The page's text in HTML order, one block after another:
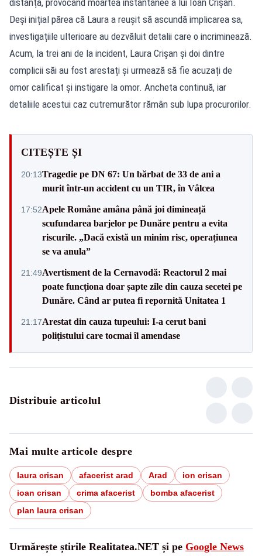
Deși inițial părea că Laura a reușit să ascundă implicarea sa,
investigațiile ulterioare au dezvăluit detalii care o incriminează.
Acum, la trei ani de la incident, Laura Crișan și doi dintre
complicii săi au fost arestați și urmează să fie acuzați de
omor calificat și instigare la omor. Ancheta continuă, iar
detaliile acestui caz cutremurător rămân sub lupa procurorilor.
CITEȘTE ȘI
20:13Tragedie pe DN 67: Un bărbat de 33 de ani a
murit într-un accident cu un TIR, în Vâlcea
17:52Apele Române amâna până joi dimineață
scufundarea barjelor pe Dunăre pentru a evita
riscurile. „Dacă există un minim risc, operațiunea
se va anula”
21:49Avertisment de la Cernavodă: Reactorul 2 mai
poate funcționa doar șapte zile din cauza secetei pe
Dunăre. Când ar putea fi repornită Unitatea 1
21:17Arestat din cauza tupeului: I-a cerut bani
polițistului care tocmai îl amendase
Distribuie articolul
Mai multe articole despre
laura crisan afacerist arad Arad
ion crisan
ioan crisan
crima afacerist
bomba afacerist
plan laura crisan
Urmărește știrile Realitatea.NET și pe Google News